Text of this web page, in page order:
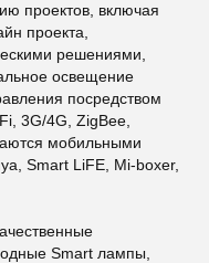
проектов, включая
проекта,
решениями,
освещение
посредством
3G/4G, ZigBee,
мобильными
Smart LiFE, Mi-boxer,
Smart лампы,